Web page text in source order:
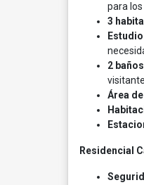
para
3
2
Área
Residencial